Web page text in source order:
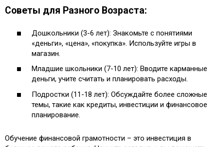
Советы для Разного Возраста:
Дошкольники (3-6 лет): Знакомьте с понятиями
«деньги», «цена», «покупка». Используйте игры в
магазин.
Младшие школьники (7-10 лет): Вводите карманные
деньги, учите считать и планировать расходы.
Подростки (11-18 лет): Обсуждайте более сложные
темы, такие как кредиты, инвестиции и финансовое
планирование.
Обучение финансовой грамотности – это инвестиция в